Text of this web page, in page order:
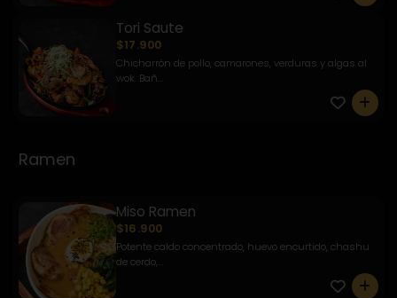
Tori Saute
$17.900
Chicharrón de pollo, camarones, verduras y algas al
wok. Bañ...
0
Ramen
Miso Ramen
$16.900
Potente caldo concentrado, huevo encurtido, chashu
de cerdo,...
0